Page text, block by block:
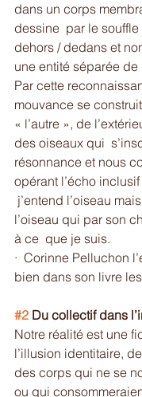
dans un corps
dessine  par le
dehors / dedans et
une entité séparée de
Par cette
mouvance se
« l’autre », de
des oiseaux qui
résonnance et nous
opérant l’écho
j’entend l’oiseau
l’oiseau qui par son
à ce  que je suis.
·  Corinne Pelluchon
bien dans son livre les
#2 Du collectif dans
Notre réalité est une
l’illusion identitaire,
des corps qui ne se
ou qui